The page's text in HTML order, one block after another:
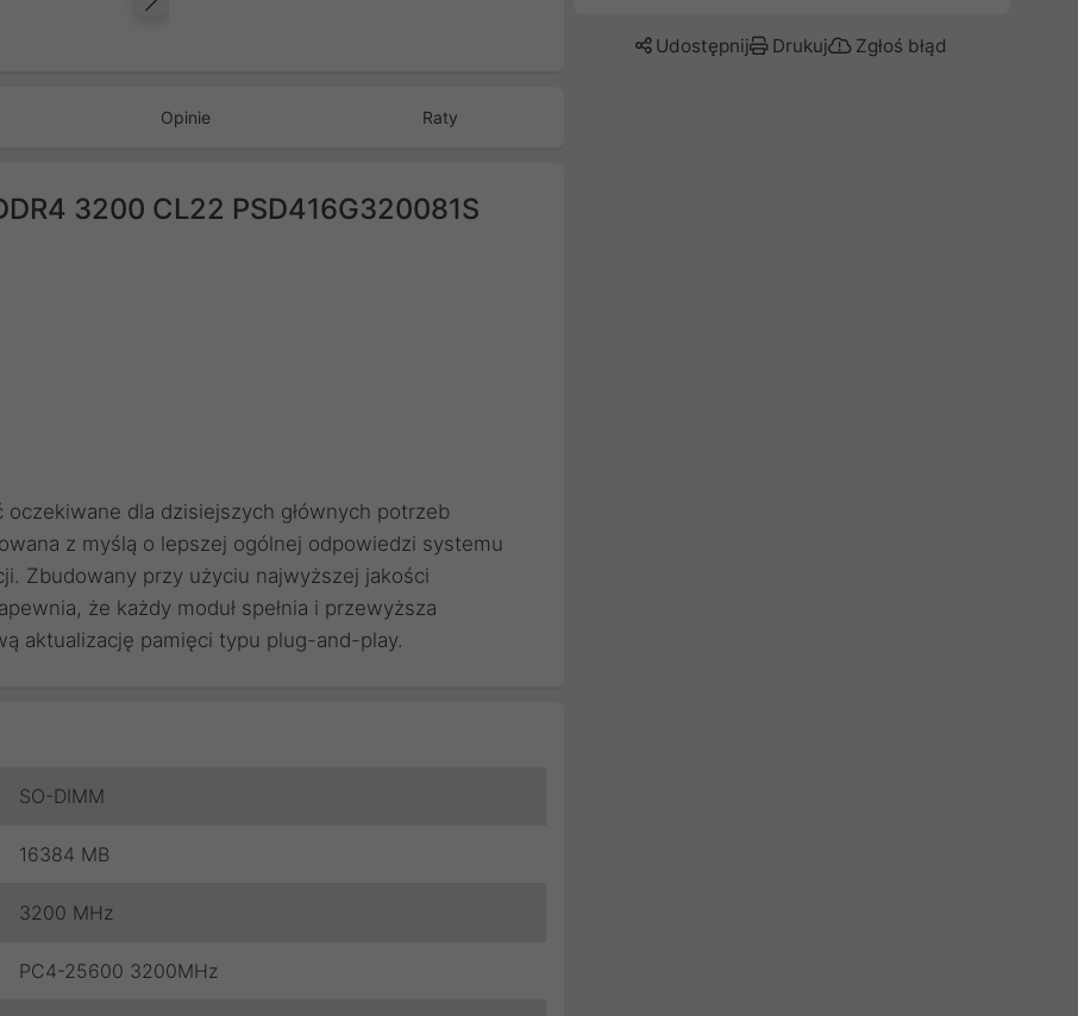
Opinie Raty
3200 CL22 PSD416G320081S
dla dzisiejszych głównych potrzeb
z myślą o lepszej ogólnej odpowiedzi systemu
Zbudowany przy użyciu najwyższej jakości
że ​​każdy moduł spełnia i przewyższa
aktualizację pamięci typu plug-and-play.
SO-DIMM
16384 MB
3200 MHz
PC4-25600 3200MHz
Udostępnij Drukuj Zgłoś błąd